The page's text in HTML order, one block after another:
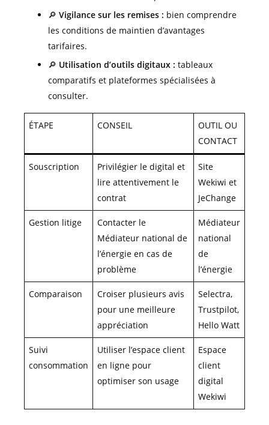
🔎 Vigilance sur les remises : bien comprendre
les conditions de maintien d’avantages
tarifaires.
🔎 Utilisation d’outils digitaux : tableaux
comparatifs et plateformes spécialisées à
consulter.
ÉTAPE CONSEIL
OUTIL OU
CONTACT
Souscription
Privilégier le digital et
lire attentivement le
contrat
Site
Wekiwi et
JeChange
Gestion litige
Contacter le
Médiateur national de
l’énergie en cas de
problème
Médiateur
national
de
l’énergie
Comparaison
Croiser plusieurs avis
pour une meilleure
appréciation
Selectra,
Trustpilot,
Hello Watt
Suivi
consommation
Utiliser l’espace client
en ligne pour
optimiser son usage
Espace
client
digital
Wekiwi